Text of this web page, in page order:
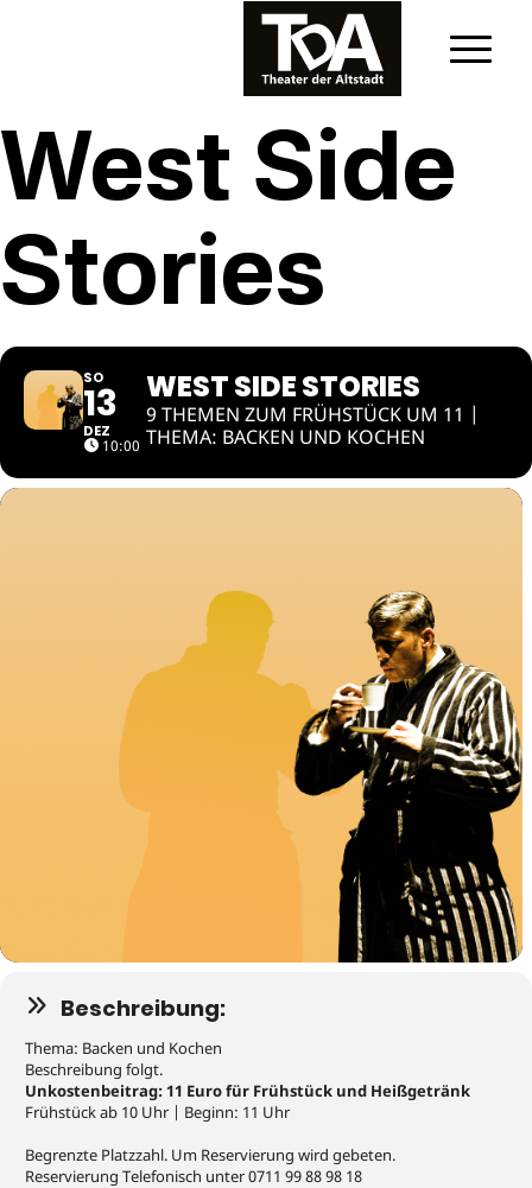
West Side
Stories
SO
13
DEZ
10:00
WEST SIDE STORIES
9 THEMEN ZUM FRÜHSTÜCK UM 11 |
THEMA: BACKEN UND KOCHEN
Beschreibung:
Thema: Backen und Kochen
Beschreibung folgt.
Unkostenbeitrag: 11 Euro für Frühstück und Heißgetränk
Frühstück ab 10 Uhr | Beginn: 11 Uhr
Begrenzte Platzzahl. Um Reservierung wird gebeten.
Reservierung Telefonisch unter 0711 99 88 98 18